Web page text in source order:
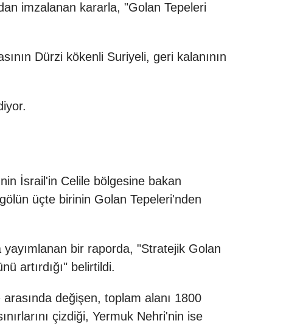
imzalanan kararla, "Golan Tepeleri
Dürzi kökenli Suriyeli, geri kalanının
İsrail'in Celile bölgesine bakan
üçte birinin Golan Tepeleri'nden
bir raporda, "Stratejik Golan
artırdığı" belirtildi.
değişen, toplam alanı 1800
çizdiği, Yermuk Nehri'nin ise